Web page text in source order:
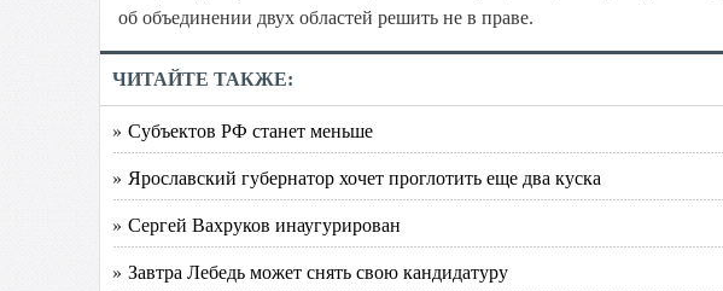
об объединении двух областей решить не в праве.
ЧИТАЙТЕ ТАКЖЕ:
» Субъектов РФ станет меньше
» Ярославский губернатор хочет проглотить еще два куска
» Сергей Вахруков инаугурирован
» Завтра Лебедь может снять свою кандидатуру